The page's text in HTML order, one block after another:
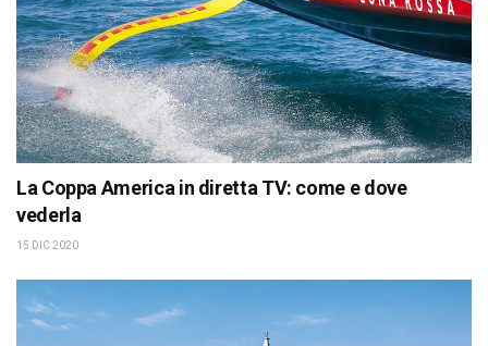
La Coppa America in diretta TV: come e dove
vederla
15 DIC 2020